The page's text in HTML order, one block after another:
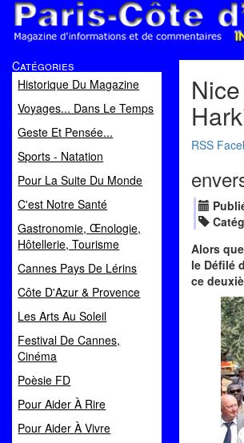
Magazine d'informations et de
Catégories
Historique Du Magazine
Voyages... Dans Le Temps
Geste Et Pensée...
Sports - Natation
Pour La Suite Du Monde
C'est Notre Santé
Gastronomie, Œnologie,
Hôtellerie, Tourisme
Cannes Pays De Lérins
Côte D'Azur & Provence
Les Arts Au Soleil
Festival De Cannes,
Cinéma
Poèsie FD
Pour Aider À Rire
Pour Aider À Vivre
RSS
Alors
le Défilé
ce